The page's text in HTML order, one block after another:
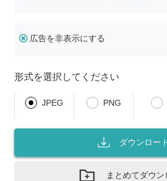
広告を非表示にする
形式を選択してください
JPEG PNG
ダウンロー
まとめてダウン